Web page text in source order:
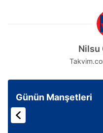
Nilsu
Günün Manşetleri